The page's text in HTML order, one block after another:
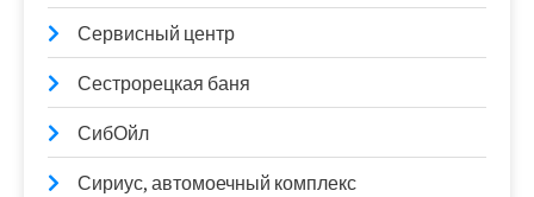
Сервисный центр
Сестрорецкая баня
СибОйл
Сириус, автомоечный комплекс